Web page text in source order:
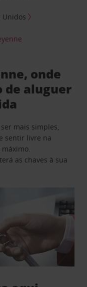
Unidos
onde
de aluguer
mais simples,
sentir livre na
as chaves à sua